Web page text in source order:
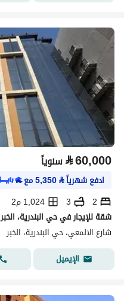
⃁60,000 سنوياً
ادفع شهرياً⃁
5,350مع
2
3
1,024 م2
شقة للإيجار في حي البندرية، الخبر
شارع الالمعي، حي البندرية، الخبر
الإيميل